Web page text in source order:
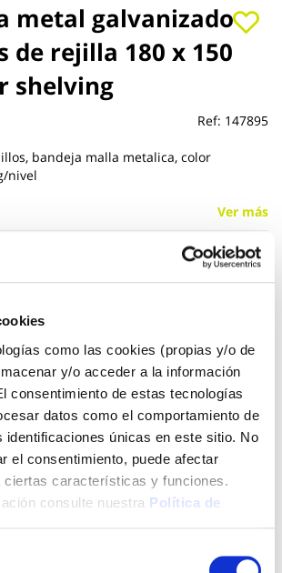
como las cookies (propias y/o de
y/o acceder a la información
consentimiento de estas tecnologías
datos como el comportamiento de
identificaciones únicas en este sitio. No
el consentimiento, puede afectar
ciertas características y funciones.
consulte nuestra Política de
metal galvanizado
de rejilla 180 x 150
shelving
Ref: 147895
bandeja malla metalica, color
nivel
Ver más
159,95 €
gratis
Envío a domicilio:
5 días hábiles
+ INFO